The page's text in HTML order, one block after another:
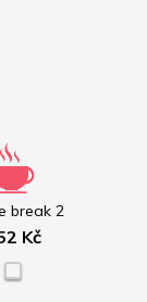
break 2
Kč